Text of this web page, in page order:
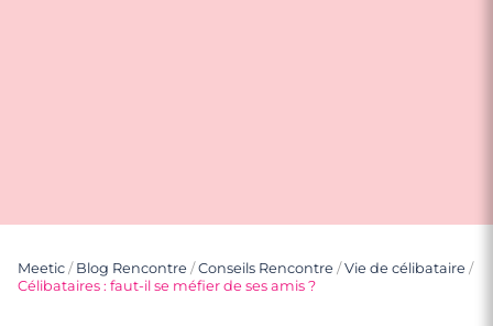
Meetic / Blog Rencontre /Conseils Rencontre /Vie de célibataire /
Célibataires : faut-il se méfier de ses amis ?